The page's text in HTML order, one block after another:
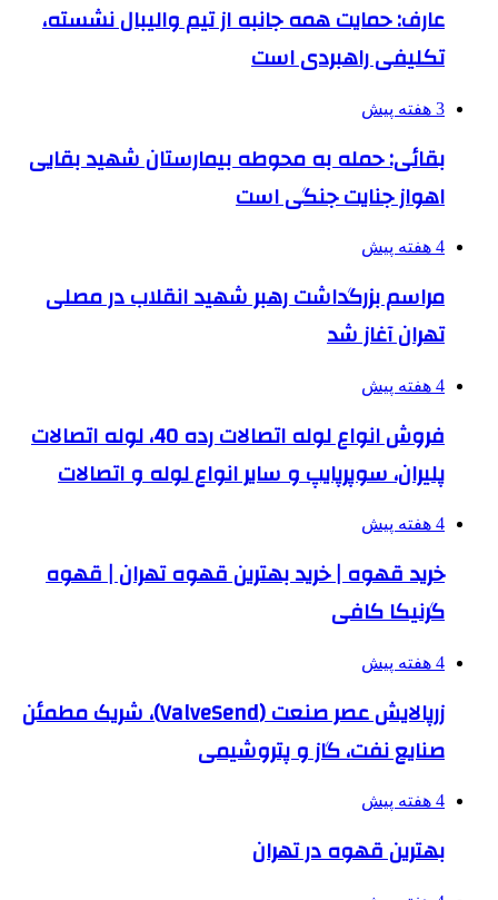
عارف: حمایت همه جانبه از تیم والیبال نشسته،
تکلیفی راهبردی است
3 هفته پیش
بقائی: حمله به محوطه بیمارستان شهید بقایی
اهواز جنایت جنگی است
4 هفته پیش
مراسم بزرگداشت رهبر شهید انقلاب در مصلی
تهران آغاز شد
4 هفته پیش
فروش انواع لوله اتصالات رده 40، لوله اتصالات
پلیران، سوپرپایپ و سایر انواع لوله و اتصالات
4 هفته پیش
خرید قهوه | خرید بهترین قهوه تهران | قهوه
گرنیکا کافی
4 هفته پیش
زرپالایش عصر صنعت (ValveSend)، شریک مطمئن
صنایع نفت، گاز و پتروشیمی
4 هفته پیش
بهترین قهوه در تهران